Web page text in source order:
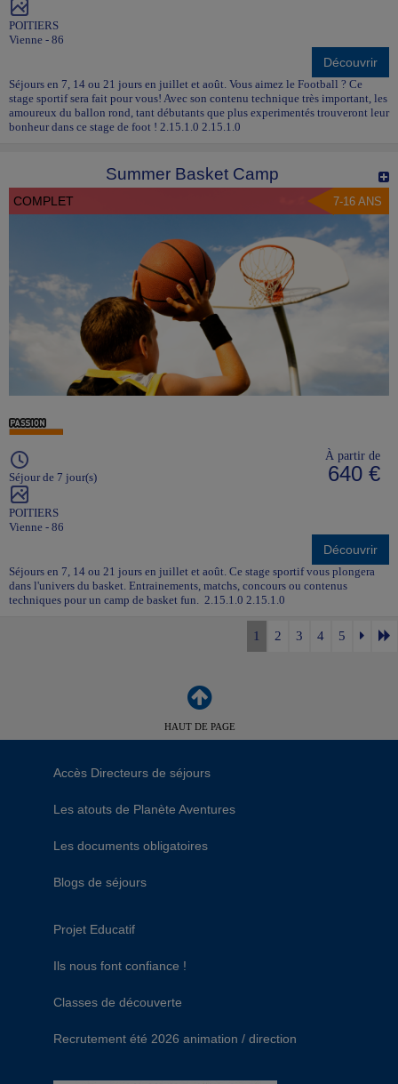
POITIERS
Vienne - 86
Découvrir
Séjours en 7, 14 ou 21 jours en juillet et août. Vous aimez le Football ? Ce
stage sportif sera fait pour vous! Avec son contenu technique très important, les
amoureux du ballon rond, tant débutants que plus experimentés trouveront leur
bonheur dans ce stage de foot ! 2.15.1.0 2.15.1.0
Summer Basket Camp
COMPLET 7-16 ANS
Séjour de 7 jour(s)
POITIERS
Vienne - 86
À partir de
640 €
Découvrir
Séjours en 7, 14 ou 21 jours en juillet et août. Ce stage sportif vous plongera
dans l'univers du basket. Entrainements, matchs, concours ou contenus
techniques pour un camp de basket fun. 2.15.1.0 2.15.1.0
1 2 3 4 5
HAUT DE PAGE
Accès Directeurs de séjours
Les atouts de Planète Aventures
Les documents obligatoires
Blogs de séjours
Projet Educatif
Ils nous font confiance !
Classes de découverte
Recrutement été 2026 animation / direction